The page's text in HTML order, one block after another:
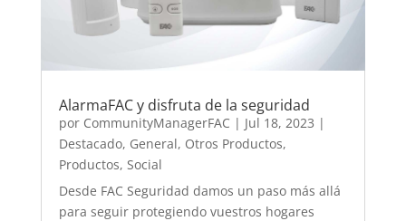
AlarmaFAC y disfruta de la seguridad
por CommunityManagerFAC | Jul 18, 2023 |
Destacado, General, Otros Productos,
Productos, Social
Desde FAC Seguridad damos un paso más allá
para seguir protegiendo vuestros hogares